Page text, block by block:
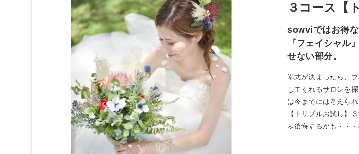
３コース【
sowviではお得な
『フェイシャル
せない部分。
挙式が決まったら、
してくれるサロンを
は今までには考えら
【トリプルお試し】
ゃ後悔するかも・・